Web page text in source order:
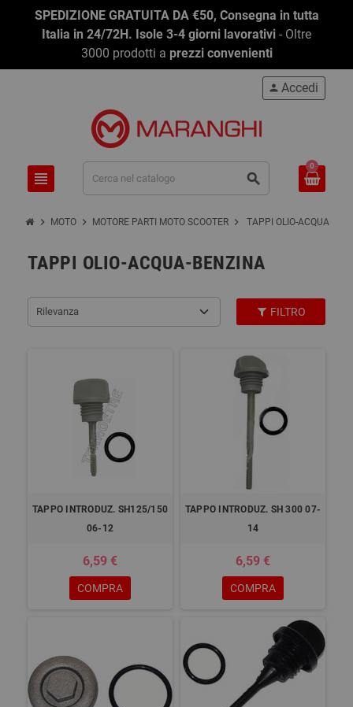
SPEDIZIONE GRATUITA DA €50, Consegna in tutta
Italia in 24/72H. Isole 3-4 giorni lavorativi - Oltre
3000 prodotti a prezzi convenienti
view_headline search
person Accedi
0
chevron_right MOTO chevron_right MOTORE PARTI MOTO SCOOTER chevron_right TAPPI OLIO-ACQUA-
TAPPI OLIO-ACQUA-BENZINA
Rilevanza FILTRO
TAPPO INTRODUZ. SH125/150
06-12
6,59 €
COMPRA
TAPPO INTRODUZ. SH 300 07-
14
6,59 €
COMPRA